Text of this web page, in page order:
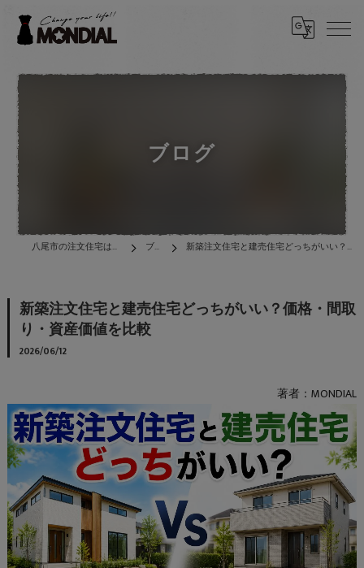
ブログ
八尾市の注文住宅は株式会社MONDIAL ブログ 新築注文住宅と建売住宅どっちがいい？価格・間取り・資産価値を比較
新築注文住宅と建売住宅どっちがいい？価格・間取
り・資産価値を比較
2026/06/12
著者：MONDIAL